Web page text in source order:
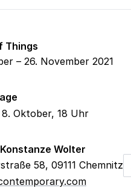
Things
– 26. November 2021
Oktober, 18 Uhr
Wolter
58, 09111 Chemnitz